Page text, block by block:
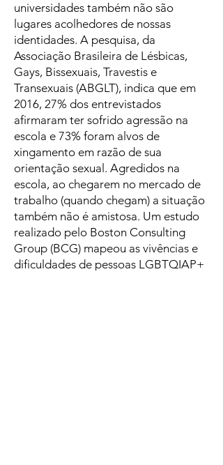
universidades também não são
lugares acolhedores de nossas
identidades. A pesquisa, da
Associação Brasileira de Lésbicas,
Gays, Bissexuais, Travestis e
Transexuais (ABGLT), indica que em
2016, 27% dos entrevistados
afirmaram ter sofrido agressão na
escola e 73% foram alvos de
xingamento em razão de sua
orientação sexual. Agredidos na
escola, ao chegarem no mercado de
trabalho (quando chegam) a situação
também não é amistosa. Um estudo
realizado pelo Boston Consulting
Group (BCG) mapeou as vivências e
dificuldades de pessoas LGBTQIAP+